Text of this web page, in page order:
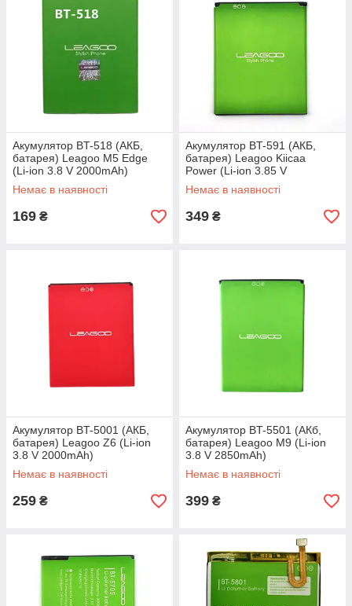
Акумулятор BT-518 (АКБ,
батарея) Leagoo M5 Edge
(Li-ion 3.8 V 2000mAh)
Немає в наявності
169 ₴
Акумулятор BT-591 (АКБ,
батарея) Leagoo Kiicaa
Power (Li-ion 3.85 V
4000mAh)
Немає в наявності
349 ₴
Акумулятор BT-5001 (АКБ,
батарея) Leagoo Z6 (Li-ion
3.8 V 2000mAh)
Немає в наявності
259 ₴
Акумулятор BT-5501 (АКб,
батарея) Leagoo M9 (Li-ion
3.8 V 2850mAh)
Немає в наявності
399 ₴